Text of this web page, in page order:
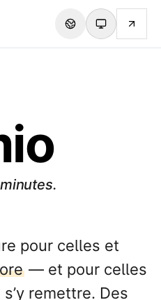
pour celles et
— et pour celles
remettre. Des